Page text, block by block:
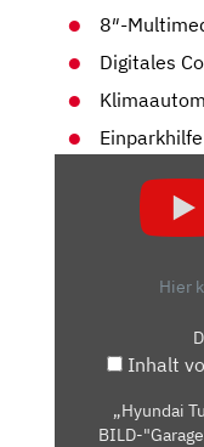
8″-
Digitales
"GARAGEN-
CHECK"
Hier
Inhalt
„Hyundai
BILD-